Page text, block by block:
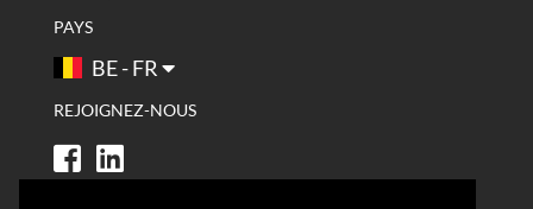
PAYS
BE - FR
REJOIGNEZ-NOUS